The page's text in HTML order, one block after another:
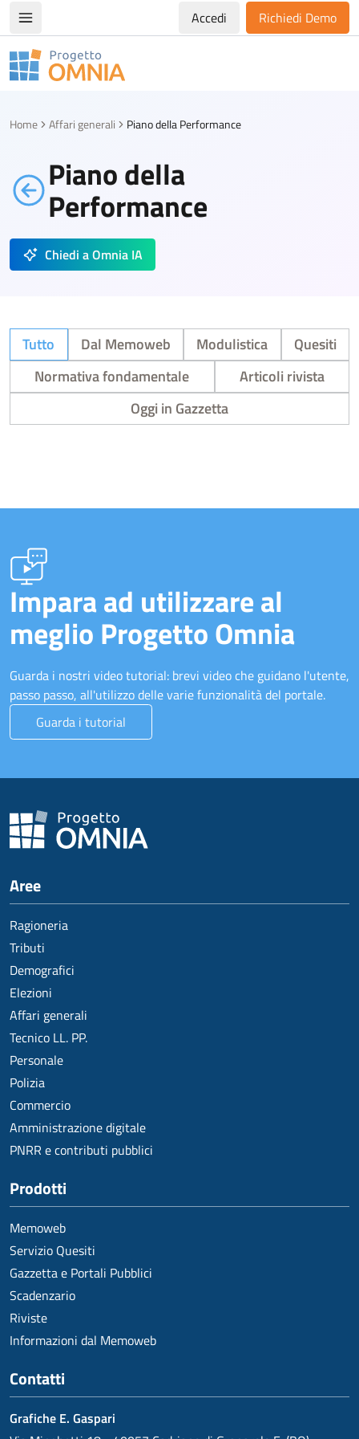
Apri/chiudi menù di navigazioneAccedi Richiedi Demo
Progetto Omnia
Home Affari generali Piano della Performance
Piano della
Performance
Chiedi a Omnia IA
Tutto Dal Memoweb Modulistica
Quesiti
Normativa fondamentale
Articoli rivista
Oggi in Gazzetta
Impara ad utilizzare al
meglio Progetto Omnia
Guarda i nostri video tutorial: brevi video che guidano l'utente,
passo passo, all'utilizzo delle varie funzionalità del portale.
Guarda i tutorial
Aree
Ragioneria
Tributi
Demografici
Elezioni
Affari generali
Tecnico LL. PP.
Personale
Polizia
Commercio
Amministrazione digitale
PNRR e contributi pubblici
Prodotti
Memoweb
Servizio Quesiti
Gazzetta e Portali Pubblici
Scadenzario
Riviste
Informazioni dal Memoweb
Contatti
Grafiche E. Gaspari